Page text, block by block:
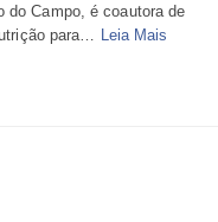
do Campo, é coautora de
para…
Leia Mais